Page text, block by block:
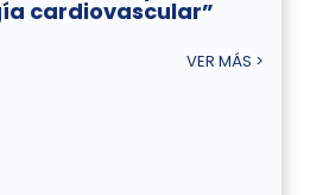
cardiovascular”
VER MÁS >